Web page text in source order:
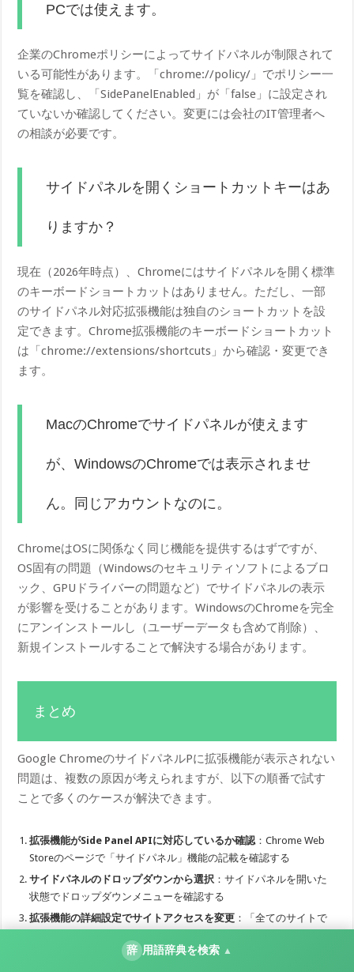
PCでは使えます。
企業のChromeポリシーによってサイドパネルが制限されて
いる可能性があります。「chrome://policy/」でポリシー一
覧を確認し、「SidePanelEnabled」が「false」に設定され
ていないか確認してください。変更には会社のIT管理者へ
の相談が必要です。
サイドパネルを開くショートカットキーはあ
りますか？
現在（2026年時点）、Chromeにはサイドパネルを開く標準
のキーボードショートカットはありません。ただし、一部
のサイドパネル対応拡張機能は独自のショートカットを設
定できます。Chrome拡張機能のキーボードショートカット
は「chrome://extensions/shortcuts」から確認・変更でき
ます。
MacのChromeでサイドパネルが使えます
が、WindowsのChromeでは表示されませ
ん。同じアカウントなのに。
ChromeはOSに関係なく同じ機能を提供するはずですが、
OS固有の問題（Windowsのセキュリティソフトによるブロ
ック、GPUドライバーの問題など）でサイドパネルの表示
が影響を受けることがあります。WindowsのChromeを完全
にアンインストールし（ユーザーデータも含めて削除）、
新規インストールすることで解決する場合があります。
まとめ
Google ChromeのサイドパネルPに拡張機能が表示されない
問題は、複数の原因が考えられますが、以下の順番で試す
ことで多くのケースが解決できます。
拡張機能がSide Panel APIに対応しているか確認 ：Chrome Web
Storeのページで「サイドパネル」機能の記載を確認する
サイドパネルのドロップダウンから選択 ：サイドパネルを開いた
状態でドロップダウンメニューを確認する
拡張機能の詳細設定でサイトアクセスを変更 ：「全てのサイトで
拡張機能を無効化・再有効化または再インストール
辞 用語辞典を検索 ▲